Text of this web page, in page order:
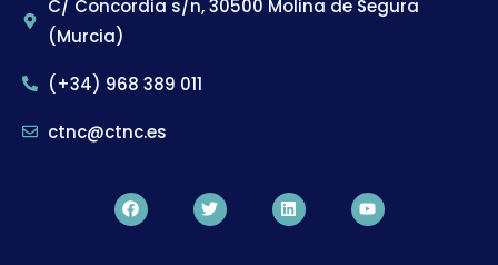
C/ Concordia s/n, 30500 Molina de Segura
(Murcia)
(+34) 968 389 011
ctnc@ctnc.es